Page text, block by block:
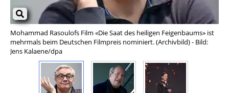
Mohammad Rasoulofs Film «Die Saat des heiligen Feigenbaums» ist
mehrmals beim Deutschen Filmpreis nominiert. (Archivbild) - Bild:
Jens Kalaene/dpa